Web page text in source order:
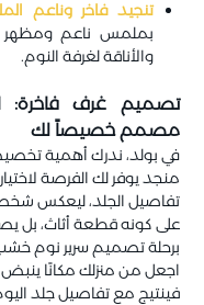
تنجيد فاخر وناعم
بملمس ناعم
والأناقة لغرفة النوم.
تصميم غرف
مصمم خصيصاً لك
في بولد، ندرك أهمية
منجد يوفر لك الفرصة
تفاصيل الجلد، ليعكس
على كونه قطعة أثاث، بل
برحلة تصميم سرير نوم
اجعل من منزلك مكانًا ينبض
فينتيج مع تفاصيل جلد